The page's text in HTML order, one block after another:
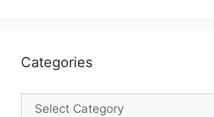
Categories
Categories